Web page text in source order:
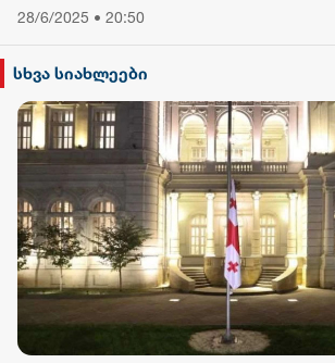
28/6/2025 • 20:50
სხვა სიახლეები